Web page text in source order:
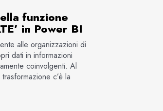
funzione
in Power BI
alle organizzazioni di
dati in informazioni
coinvolgenti. Al
c’è la